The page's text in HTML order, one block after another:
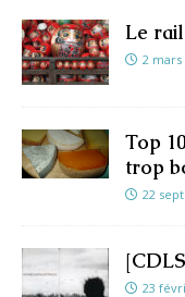
Le
2 mars
Top
trop
22
23